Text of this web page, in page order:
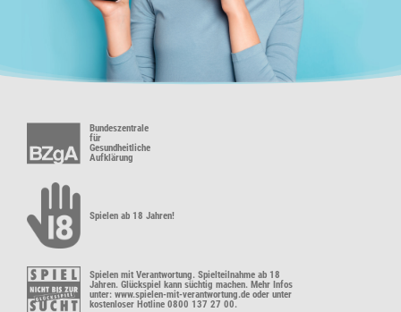
Bundeszentrale
für
Gesundheitliche
Aufklärung
Spielen ab 18 Jahren!
Spielen mit Verantwortung. Spielteilnahme ab 18
Jahren. Glückspiel kann süchtig machen. Mehr Infos
unter: www.spielen-mit-verantwortung.de oder unter
kostenloser Hotline 0800 137 27 00.